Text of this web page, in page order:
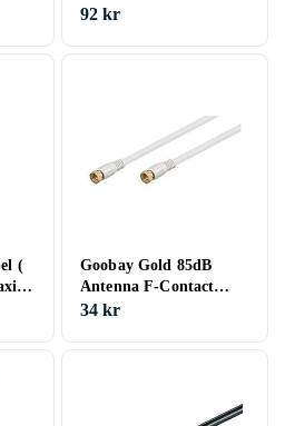
92 kr
(
Goobay Gold 85dB
Antenna F-Contact
1,5m
34 kr